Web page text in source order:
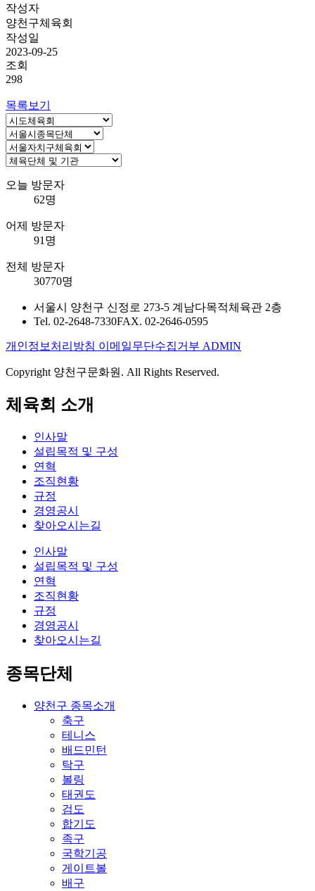
작성자
양천구체육회
작성일
2023-09-25
조회
298
목록보기
오늘 방문자
62명
어제 방문자
91명
전체 방문자
30770명
서울시 양천구 신정로 273-5 계남다목적체육관 2층
Tel. 02-2648-7330FAX. 02-2646-0595
개인정보처리방침 이메일무단수집거부 ADMIN
Copyright 양천구문화원. All Rights Reserved.
체육회 소개
인사말
설립목적 및 구성
연혁
조직현황
규정
경영공시
찾아오시는길
인사말
설립목적 및 구성
연혁
조직현황
규정
경영공시
찾아오시는길
종목단체
양천구 종목소개
축구
테니스
배드민턴
탁구
볼링
태권도
검도
합기도
족구
국학기공
게이트볼
배구